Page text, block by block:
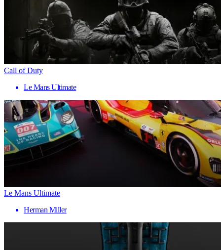
Call of Duty
Le Mans Ultimate
Le Mans Ultimate
Herman Miller